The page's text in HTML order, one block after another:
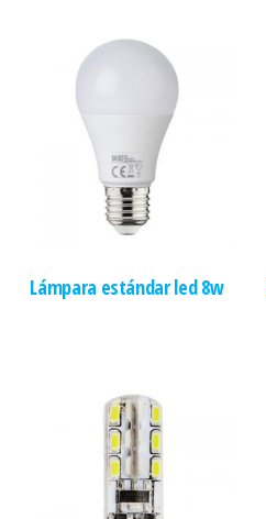
Lámpara estándar led 8w